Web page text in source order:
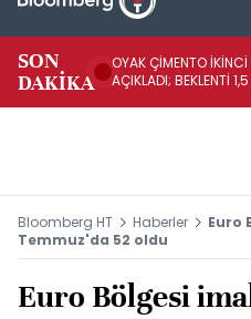
SON
DAKİKA
OYAK ÇİMENTO İKİNCİ
AÇIKLADI; BEKLENTİ
Bloomberg HT Haberler
Euro
Temmuz'da 52 oldu
Euro Bölgesi